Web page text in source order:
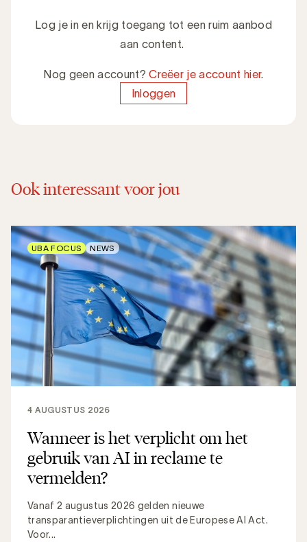
Log je in en krijg toegang tot een ruim aanbod
aan content.
Nog geen account?Creëer je account hier.
Inloggen
Ook interessant voor jou
Wanneer is het verplicht om het
gebruik van AI in reclame te
vermelden?
Vanaf 2 augustus 2026 gelden nieuwe
transparantieverplichtingen uit de Europese AI Act.
Voor...
4 AUGUSTUS 2026
UBA FOCUS NEWS